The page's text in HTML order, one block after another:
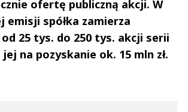
ofertę publiczną akcji. W
emisji spółka zamierza
25 tys. do 250 tys. akcji serii
na pozyskanie ok. 15 mln zł.